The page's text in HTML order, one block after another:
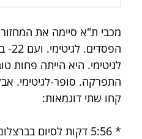
מכבי ת"א סיימה את
לגיטימי. היא הייתה פחות
התפרקה. סופר-לגיטימי.
קחו שתי דוגמאות:
* 5:56 דקות לסיום